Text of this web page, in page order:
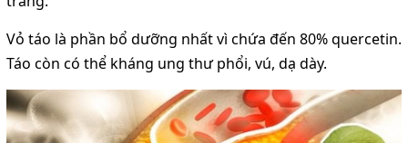
Vỏ táo là phần bổ dưỡng nhất vì chứa đến 80% quercetin.
Táo còn có thể kháng ung thư phổi, vú, dạ dày.